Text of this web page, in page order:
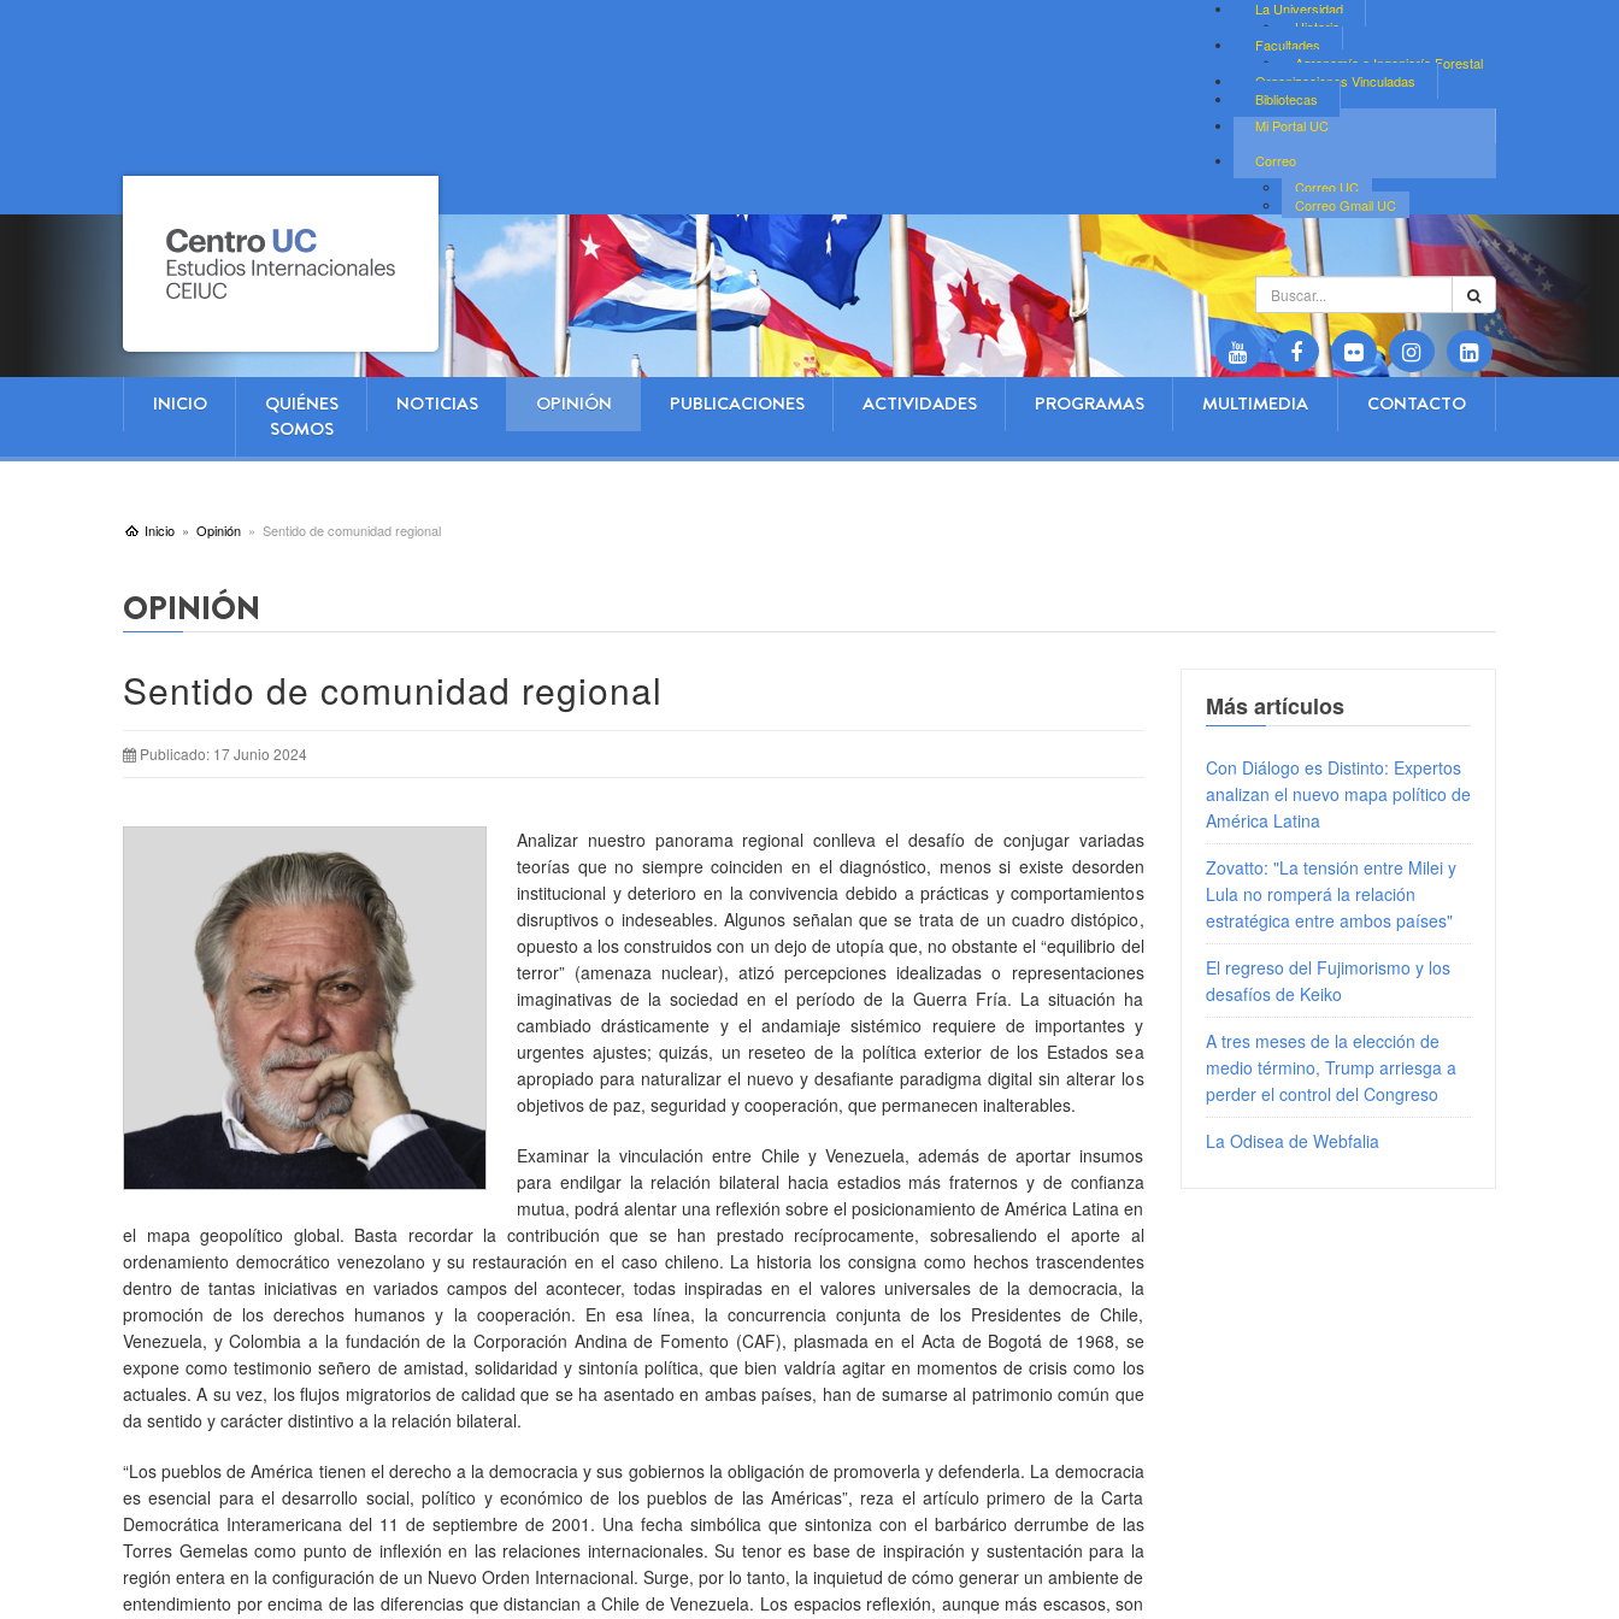
La Universidad
Historia
Facultades
Agronomía e Ingeniería Forestal
Organizaciones Vinculadas
Bibliotecas
Mi Portal UC
Correo
Correo UC
Correo Gmail UC
Buscar...
INICIO
QUIÉNES
SOMOS
NOTICIAS OPINIÓN PUBLICACIONES ACTIVIDADES PROGRAMAS MULTIMEDIA CONTACTO
Inicio Opinión Sentido de comunidad regional
OPINIÓN
Sentido de comunidad regional
Publicado: 17 Junio 2024
Analizar nuestro panorama regional conlleva el desafío de conjugar variadas
teorías que no siempre coinciden en el diagnóstico, menos si existe desorden
institucional y deterioro en la convivencia debido a prácticas y comportamientos
disruptivos o indeseables. Algunos señalan que se trata de un cuadro distópico,
opuesto a los construidos con un dejo de utopía que, no obstante el “equilibrio del
terror” (amenaza nuclear), atizó percepciones idealizadas o representaciones
imaginativas de la sociedad en el período de la Guerra Fría. La situación ha
cambiado drásticamente y el andamiaje sistémico requiere de importantes y
urgentes ajustes; quizás, un reseteo de la política exterior de los Estados sea
apropiado para naturalizar el nuevo y desafiante paradigma digital sin alterar los
objetivos de paz, seguridad y cooperación, que permanecen inalterables.
Examinar la vinculación entre Chile y Venezuela, además de aportar insumos
para endilgar la relación bilateral hacia estadios más fraternos y de confianza
mutua, podrá alentar una reflexión sobre el posicionamiento de América Latina en
el mapa geopolítico global. Basta recordar la contribución que se han prestado recíprocamente, sobresaliendo el aporte al
ordenamiento democrático venezolano y su restauración en el caso chileno. La historia los consigna como hechos trascendentes
dentro de tantas iniciativas en variados campos del acontecer, todas inspiradas en el valores universales de la democracia, la
promoción de los derechos humanos y la cooperación. En esa línea, la concurrencia conjunta de los Presidentes de Chile,
Venezuela, y Colombia a la fundación de la Corporación Andina de Fomento (CAF), plasmada en el Acta de Bogotá de 1968, se
expone como testimonio señero de amistad, solidaridad y sintonía política, que bien valdría agitar en momentos de crisis como los
actuales. A su vez, los flujos migratorios de calidad que se ha asentado en ambas países, han de sumarse al patrimonio común que
da sentido y carácter distintivo a la relación bilateral.
“Los pueblos de América tienen el derecho a la democracia y sus gobiernos la obligación de promoverla y defenderla. La democracia
es esencial para el desarrollo social, político y económico de los pueblos de las Américas”, reza el artículo primero de la Carta
Democrática Interamericana del 11 de septiembre de 2001. Una fecha simbólica que sintoniza con el barbárico derrumbe de las
Torres Gemelas como punto de inflexión en las relaciones internacionales. Su tenor es base de inspiración y sustentación para la
región entera en la configuración de un Nuevo Orden Internacional. Surge, por lo tanto, la inquietud de cómo generar un ambiente de
entendimiento por encima de las diferencias que distancian a Chile de Venezuela. Los espacios reflexión, aunque más escasos, son
Más artículos
Con Diálogo es Distinto: Expertos
analizan el nuevo mapa político de
América Latina
Zovatto: "La tensión entre Milei y
Lula no romperá la relación
estratégica entre ambos países"
El regreso del Fujimorismo y los
desafíos de Keiko
A tres meses de la elección de
medio término, Trump arriesga a
perder el control del Congreso
La Odisea de Webfalia